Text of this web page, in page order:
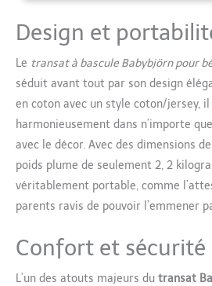
Design et
Le transat à bascule Babybjörn pour
séduit avant tout par son design
en coton avec un style coton/jersey, il
harmonieusement dans n’importe
avec le décor. Avec des dimensions
poids plume de seulement 2, 2
véritablement portable, comme
parents ravis de pouvoir l’emmener
Confort et sécurité
L’un des atouts majeurs du transat